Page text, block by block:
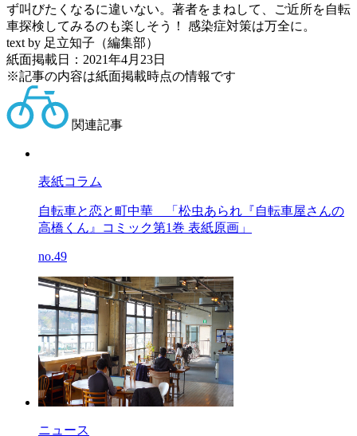
ず叫びたくなるに違いない。著者をまねして、ご近所を自転
車探検してみるのも楽しそう！ 感染症対策は万全に。
text by 足立知子（編集部）
紙面掲載日：2021年4月23日
※記事の内容は紙面掲載時点の情報です
関連記事
表紙コラム
自転車と恋と町中華
「松虫あられ『自転車屋さんの
高橋くん』コミック第1巻 表紙原画」
no.49
ニュース